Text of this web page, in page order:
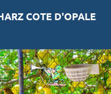
COTE D'OPALE